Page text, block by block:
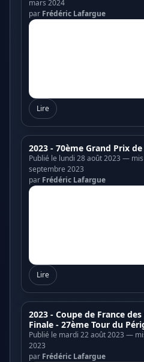
mars 2024
par Frédéric Lafargue
Lire
2023 - 70ème Grand Prix
Publié le lundi 28 août 2023 —
septembre 2023
par Frédéric Lafargue
Lire
2023 - Coupe de France
Finale - 27ème Tour du
Publié le mardi 22 août 2023 —
2023
par Frédéric Lafargue